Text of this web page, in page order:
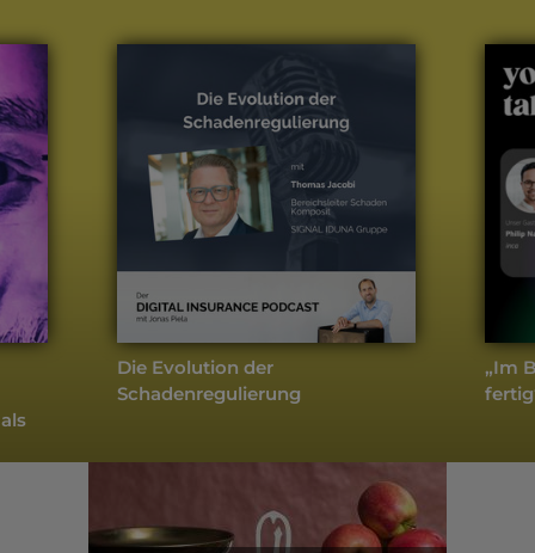
Die Evolution der
Schadenregulierung
„Im
weitere Podcasts
Komposit- Aktuell